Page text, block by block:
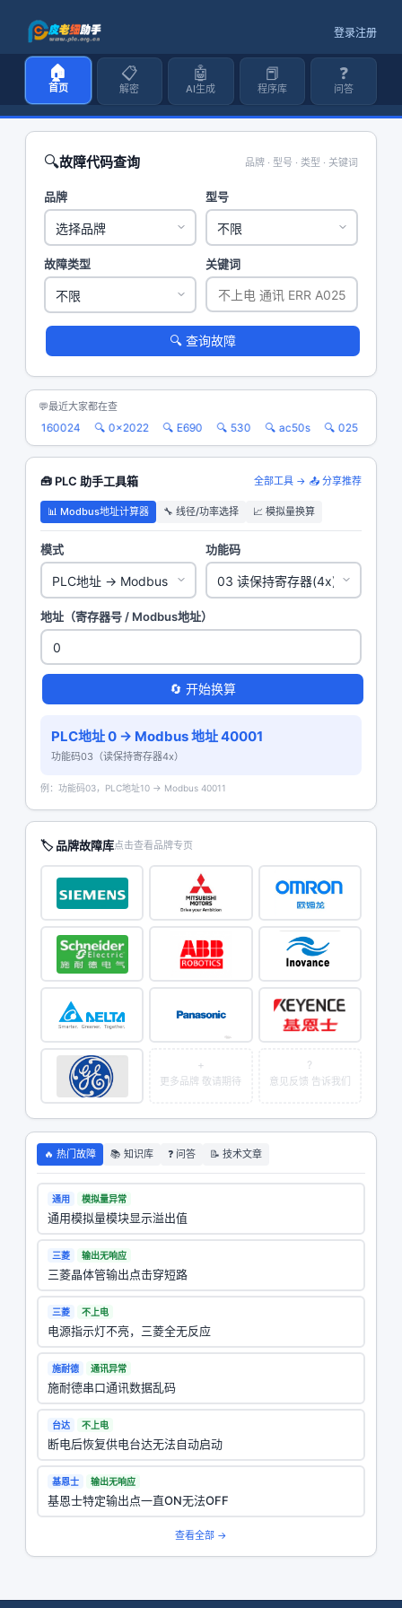
登录注册
🏠
首页
📋
解密
🤖
AI生成
📕
程序库
❓
问答
🔍故障代码查询 品牌 · 型号 · 类型 · 关键词
品牌 型号
故障类型 关键词
🔍 查询故障
💬最近大家都在查
🔍 160024 🔍 0x2022 🔍 E690 🔍 530 🔍 ac50s 🔍 025
🧰 PLC 助手工具箱 全部工具 → 📤 分享推荐
📊 Modbus地址计算器 🔧 线径/功率选择 📈 模拟量换算
模式 功能码
地址（寄存器号 / Modbus地址）
🔄 开始换算
PLC地址 0 → Modbus 地址40001
功能码03（读保持寄存器4x）
例：功能码03，PLC地址10 → Modbus 40011
🏷 品牌故障库点击查看品牌专页
+
更多品牌 敬请期待
?
意见反馈 告诉我们
🔥 热门故障 📚 知识库 ❓ 问答 📝 技术文章
通用 模拟量异常
通用模拟量模块显示溢出值
三菱 输出无响应
三菱晶体管输出点击穿短路
三菱 不上电
电源指示灯不亮，三菱全无反应
施耐德 通讯异常
施耐德串口通讯数据乱码
台达 不上电
断电后恢复供电台达无法自动启动
基恩士 输出无响应
基恩士特定输出点一直ON无法OFF
查看全部 →